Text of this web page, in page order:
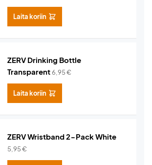
Laita koriin
ZERV Drinking Bottle
Transparent6,95€
Laita koriin
ZERV Wristband 2-Pack White
5,95€